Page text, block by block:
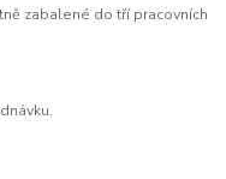
zabalené do tří pracovních